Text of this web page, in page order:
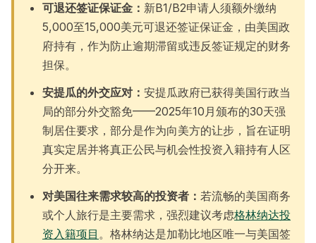
可退还签证保证金： 新B1/B2申请人须额外缴纳
5,000至15,000美元可退还签证保证金，由美国政
府持有，作为防止逾期滞留或违反签证规定的财务
担保。
安提瓜的外交应对： 安提瓜政府已获得美国行政当
局的部分外交豁免——2025年10月颁布的30天强
制居住要求，部分是作为向美方的让步，旨在证明
真实定居并将真正公民与机会性投资入籍持有人区
分开来。
对美国往来需求较高的投资者： 若流畅的美国商务
或个人旅行是主要需求，强烈建议考虑格林纳达投
资入籍项目 。格林纳达是加勒比地区唯一与美国签